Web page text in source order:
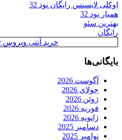
اوکلی لایسنس رایگان نود 32
همیار نود 32
بهترین سئو
رایگان
خرید آنتی ویروس Kaspersky
بایگانی‌ها
آگوست 2026
جولای 2026
ژوئن 2026
فوریه 2026
ژانویه 2026
دسامبر 2025
نوامبر 2025